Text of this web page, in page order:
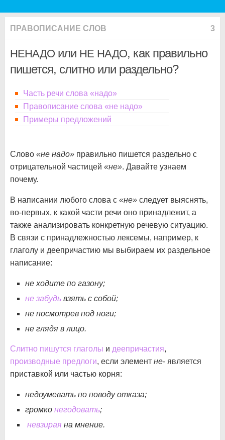
ПРАВОПИСАНИЕ СЛОВ 3
НЕНАДО или НЕ НАДО, как правильно
пишется, слитно или раздельно?
Часть речи слова «надо»
Правописание слова «не надо»
Примеры предложений
Слово «не надо» правильно пишется раздельно с
отрицательной частицей «не». Давайте узнаем
почему.
В написании любого слова с «не» следует выяснять,
во-первых, к какой части речи оно принадлежит, а
также анализировать конкретную речевую ситуацию.
В связи с принадлежностью лексемы, например, к
глаголу и деепричастию мы выбираем их раздельное
написание:
не ходите по газону;
не забудь взять с собой;
не посмотрев под ноги;
не глядя в лицо.
Слитно пишутся глаголы и деепричастия,
производные предлоги, если элемент не- является
приставкой или частью корня:
недоумевать по поводу отказа;
громко негодовать;
невзирая на мнение.